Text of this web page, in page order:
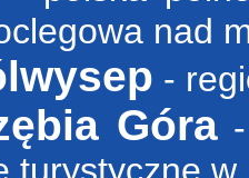
nad
-
Góra-